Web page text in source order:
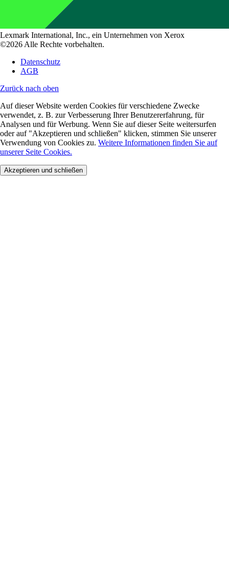
Lexmark International, Inc., ein Unternehmen von Xerox
©2026 Alle Rechte vorbehalten.
Datenschutz
AGB
Zurück nach oben
Auf dieser Website werden Cookies für verschiedene Zwecke
verwendet, z. B. zur Verbesserung Ihrer Benutzererfahrung, für
Analysen und für Werbung. Wenn Sie auf dieser Seite weitersurfen
oder auf "Akzeptieren und schließen" klicken, stimmen Sie unserer
Verwendung von Cookies zu. Weitere Informationen finden Sie auf
unserer Seite Cookies.
Akzeptieren und schließen